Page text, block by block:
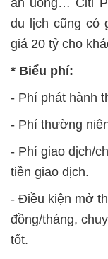
ăn uống… Citi
du lịch cũng có
giá 20 tỷ cho
* Biểu phí:
- Phí phát hành
- Phí thường
- Phí giao dịch/
tiền giao dịch.
- Điều kiện mở
đồng/tháng,
tốt.